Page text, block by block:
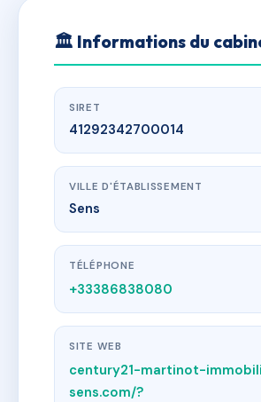
🏛 Informations du
SIRET
41292342700014
VILLE D'ÉTABLISSEMENT
Sens
TÉLÉPHONE
+33386838080
SITE WEB
century21-martinot-
sens.com/?